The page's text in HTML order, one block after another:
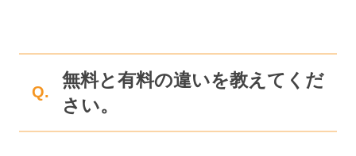
Q.
無料と有料の違いを教えてくだ
さい。